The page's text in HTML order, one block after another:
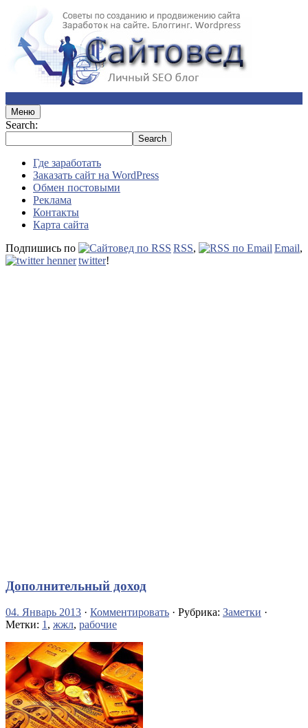
Меню
Search:
Где заработать
Заказать сайт на WordPress
Обмен постовыми
Реклама
Контакты
Карта сайта
Подпишись по
RSS, Email,
twitter!
Дополнительный доход
04. Январь 2013 · Комментировать · Рубрика: Заметки ·
Метки: 1, жжл, рабочие